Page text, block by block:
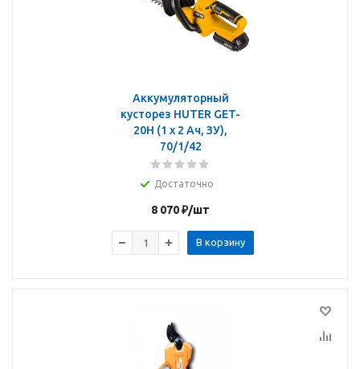
Аккумуляторный
кусторез HUTER GET-
20H (1 x 2 Ач, ЗУ),
70/1/42
Достаточно
8 070₽/шт
В корзину